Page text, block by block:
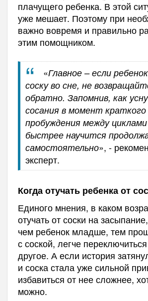
плачущего ребенка. В этой
уже мешает. Поэтому при
важно вовремя и правильно
этим помощником.
«Главное – если
соску во сне, не
обратно. Запомнив, как
сосания в момент краткого
пробуждения между
быстрее научится
самостоятельно», -
эксперт.
Когда отучать ребенка от
Единого мнения, в каком
отучать от соски на
чем ребенок младше, тем
с соской, легче
другое. А если история
и соска стала уже сильной
избавиться от нее сложнее,
можно.